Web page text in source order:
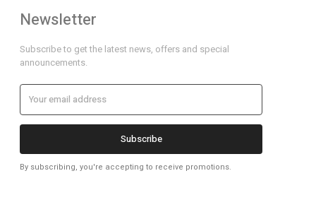
Newsletter
Subscribe to get the latest news, offers and special
announcements.
Subscribe
By subscribing, you're accepting to receive promotions.